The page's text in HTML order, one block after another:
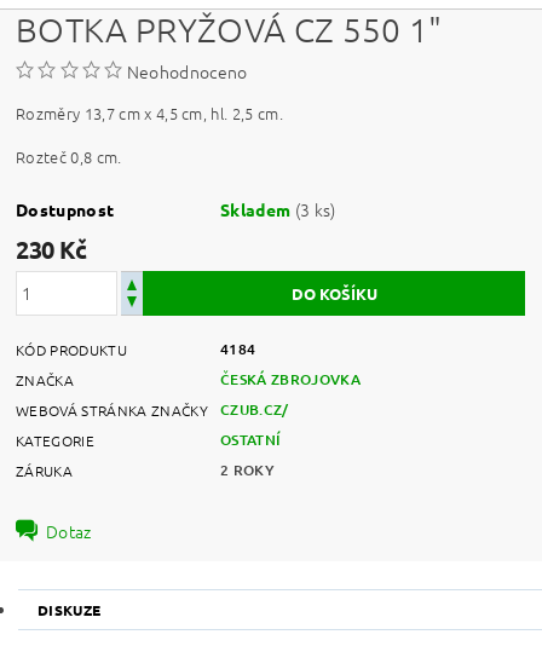
BOTKA PRYŽOVÁ CZ 550 1"
Neohodnoceno
Rozměry 13,7 cm x 4,5 cm, hl. 2,5 cm.
Rozteč 0,8 cm.
Dostupnost Skladem (3 ks)
230 Kč
KÓD PRODUKTU 4184
ZNAČKA ČESKÁ ZBROJOVKA
WEBOVÁ STRÁNKA ZNAČKY CZUB.CZ/
KATEGORIE OSTATNÍ
ZÁRUKA 2 ROKY
Dotaz
DISKUZE